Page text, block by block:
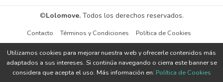
Utilizamos cookies para mejorar nuestra web y ofrecerle contenidos más
adaptados a sus intereses. Si continúa navegando o cierra este banner se
considera que acepta el uso. Más información en: Política de Cookies
©Lolomove. Todos los derechos reservados.
Contacto Términos y Condiciones Política de Cookies